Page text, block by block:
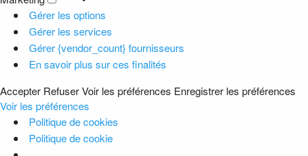
Marketing
Gérer les options
Gérer les services
Gérer {vendor_count} fournisseurs
En savoir plus sur ces finalités
Accepter RefuserVoir les préférences Enregistrer les préférences
Voir les préférences
Politique de cookies
Politique de cookie